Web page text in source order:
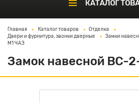
КАТАЛОГ
Главная Каталог товаров
Отделка
Двери и фурнитура, звонки дверные
Замки
М1 ЧАЗ
Замок навесной ВС-